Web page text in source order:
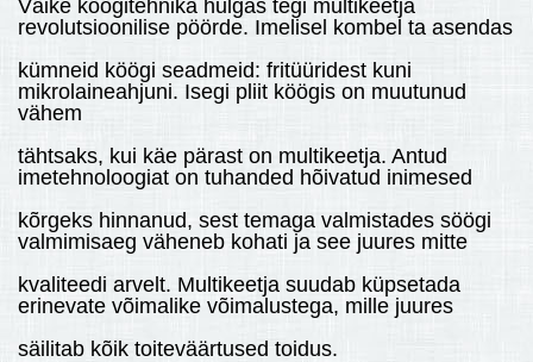
Väike köögitehnika hulgas tegi multikeetja
revolutsioonilise pöörde. Imelisel kombel ta asendas
kümneid köögi seadmeid: fritüüridest kuni
mikrolaineahjuni. Isegi pliit köögis on muutunud
vähem
tähtsaks, kui käe pärast on multikeetja. Antud
imetehnoloogiat on tuhanded hõivatud inimesed
kõrgeks hinnanud, sest temaga valmistades söögi
valmimisaeg väheneb kohati ja see juures mitte
kvaliteedi arvelt. Multikeetja suudab küpsetada
erinevate võimalike võimalustega, mille juures
säilitab kõik toiteväärtused toidus.